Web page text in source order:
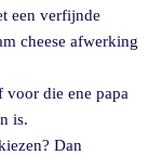
een verfijnde
cheese afwerking
voor die ene papa
is.
Dan